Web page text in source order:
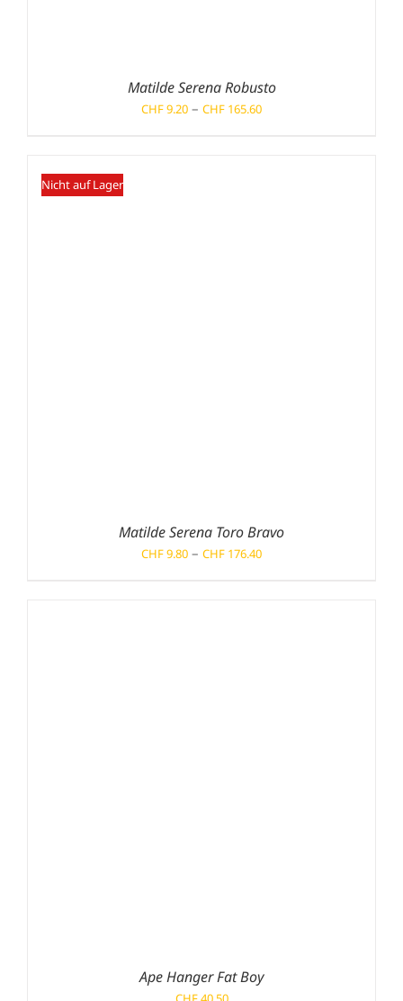
Matilde Serena Robusto
CHF9.20 – CHF 165.60Preisspanne:
Nicht auf Lager
Matilde Serena Toro Bravo
CHF9.80 – CHF 176.40Preisspanne:
Ape Hanger Fat Boy